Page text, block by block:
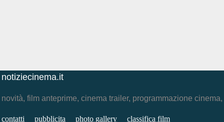
notiziecinema.it
novità, film anteprime, cinema trailer, programmazione
contatti pubblicita photo gallery classifica film